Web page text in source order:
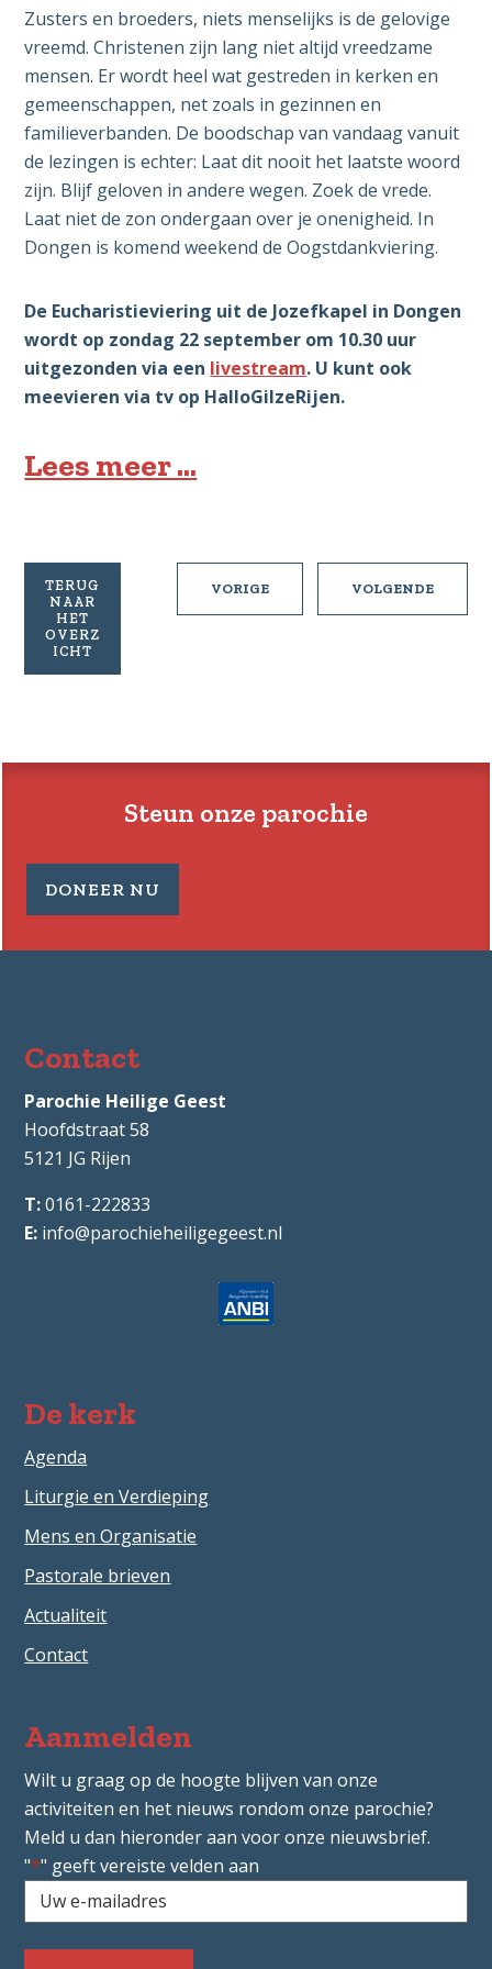
Zusters en broeders, niets menselijks is de gelovige
vreemd. Christenen zijn lang niet altijd vreedzame
mensen. Er wordt heel wat gestreden in kerken en
gemeenschappen, net zoals in gezinnen en
familieverbanden. De boodschap van vandaag vanuit
de lezingen is echter: Laat dit nooit het laatste woord
zijn. Blijf geloven in andere wegen. Zoek de vrede.
Laat niet de zon ondergaan over je onenigheid. In
Dongen is komend weekend de Oogstdankviering.
De Eucharistieviering uit de Jozefkapel in Dongen
wordt op zondag 22 september om 10.30 uur
uitgezonden via een livestream. U kunt ook
meevieren via tv op HalloGilzeRijen.
Lees meer …
TERUG
NAAR
HET
OVERZ
ICHT
VORIGEPASTORALE VOLGENDE
Steun onze parochie
DONEER NU
Contact
Parochie Heilige Geest
Hoofdstraat 58
5121 JG Rijen
0161-222833
info@parochieheiligegeest.nl
De kerk
Agenda
Liturgie en Verdieping
Mens en Organisatie
Pastorale brieven
Actualiteit
Contact
Aanmelden
Wilt u graag op de hoogte blijven van onze
activiteiten en het nieuws rondom onze parochie?
Meld u dan hieronder aan voor onze nieuwsbrief.
"*" geeft vereiste velden aan
Uw
e-
mailadres